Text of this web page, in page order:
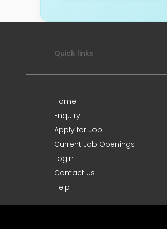
Quick links
Home
Enquiry
Apply for Job
Current Job Openings
Login
Contact Us
Help